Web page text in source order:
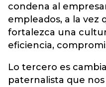
condena al
empleados, a la vez
fortalezca una
eficiencia,
Lo tercero es
paternalista que